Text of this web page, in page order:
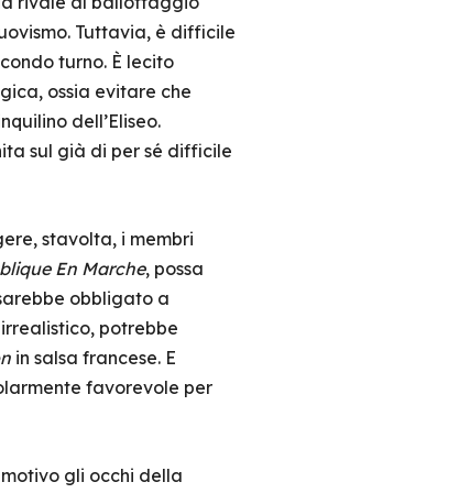
Tuttavia, è difficile
turno. È lecito
ossia evitare che
dell’Eliseo.
sul già di per sé difficile
stavolta, i membri
En Marche, possa
obbligato a
potrebbe
in salsa francese. E
favorevole per
gli occhi della